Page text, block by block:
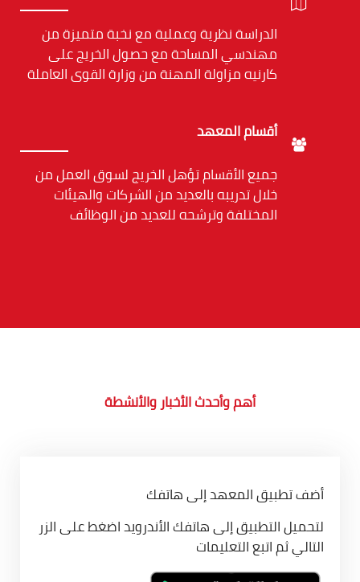
الدراسة نظرية وعملية مع نخبة متميزة من
مهندسي المساحة مع حصول الخريج على
كارنيه مزاولة المهنة من وزارة القوى العاملة
أقسام المعهد
جميع الأقسام تؤهل الخريج لسوق العمل من
خلال تدريبه بالعديد من الشركات والهيئات
المختلفة وترشحه للعديد من الوظائف
أهم وأحدث الأخبار والأنشطة
أضف تطبيق المعهد إلى هاتفك
لتحميل التطبيق إلى هاتفك الأندرويد اضغط على الزر
التالي ثم اتبع التعليمات